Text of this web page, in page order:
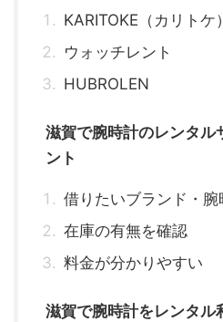
KARITOKE（カリトケ）
ウォッチレント
HUBROLEN
滋賀で腕時計のレンタル
ント
借りたいブランド・
在庫の有無を確認
料金が分かりやすい
滋賀で腕時計をレンタル